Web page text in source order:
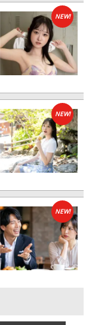
NEW!
NEW!
NEW!